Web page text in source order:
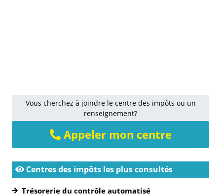
Vous cherchez à joindre le centre des impôts ou un
renseignement?
Appeler mon centre
Centres des impôts les plus consultés
Trésorerie du contrôle automatisé